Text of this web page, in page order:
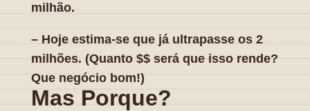
milhão.
– Hoje estima-se que já ultrapasse os 2
milhões. (Quanto $$ será que isso rende?
Que negócio bom!)
Mas Porque?